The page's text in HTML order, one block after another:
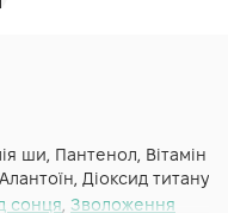
ши, Пантенол, Вітамін
Діоксид титану
сонця Зволоження